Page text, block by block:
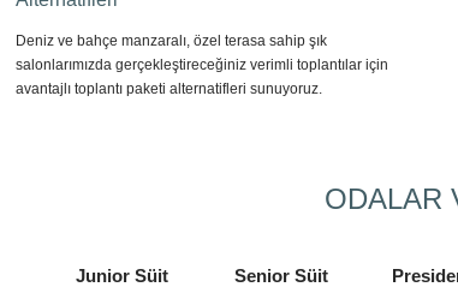
Deniz ve bahçe manzaralı, özel terasa sahip şık
salonlarımızda gerçekleştireceğiniz verimli toplantılar için
avantajlı toplantı paketi alternatifleri sunuyoruz.
ODALAR
Junior Süit Senior Süit